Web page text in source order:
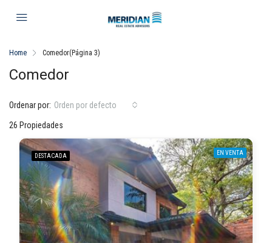
Home Comedor(Página 3)
Comedor
26 Propiedades
Ordenar por: Orden por defecto
DESTACADA EN VENTA